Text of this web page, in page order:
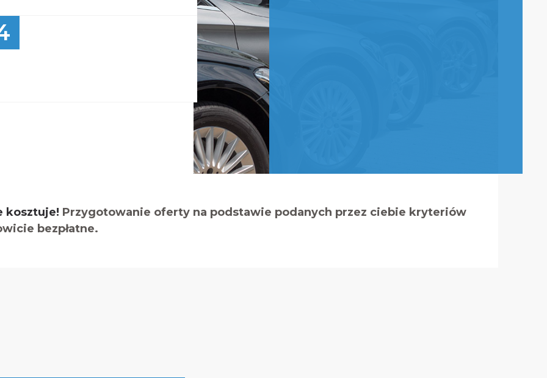
kosztuje! Przygotowanie oferty na podstawie podanych przez ciebie kryteriów
bezpłatne.